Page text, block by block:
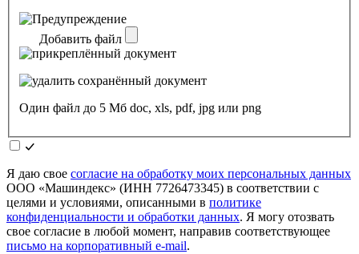
Добавить файл
Один файл до 5 Мб doc, xls, pdf, jpg или png
Я даю свое согласие на обработку моих персональных данных
ООО «Машиндекс» (ИНН 7726473345) в соответствии с
целями и условиями, описанными в политике
конфиденциальности и обработки данных. Я могу отозвать
свое согласие в любой момент, направив соответствующее
письмо на корпоративный e-mail.